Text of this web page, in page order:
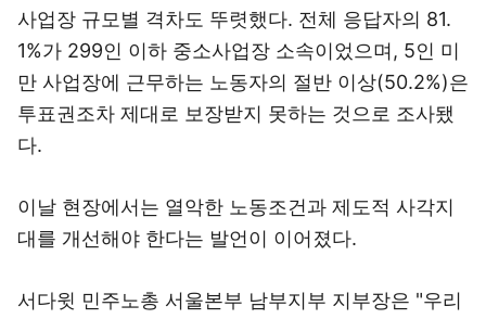
사업장 규모별 격차도 뚜렷했다. 전체 응답자의 81.
1%가 299인 이하 중소사업장 소속이었으며, 5인 미
만 사업장에 근무하는 노동자의 절반 이상(50.2%)은
투표권조차 제대로 보장받지 못하는 것으로 조사됐
다.
이날 현장에서는 열악한 노동조건과 제도적 사각지
대를 개선해야 한다는 발언이 이어졌다.
서다윗 민주노총 서울본부 남부지부 지부장은 "우리